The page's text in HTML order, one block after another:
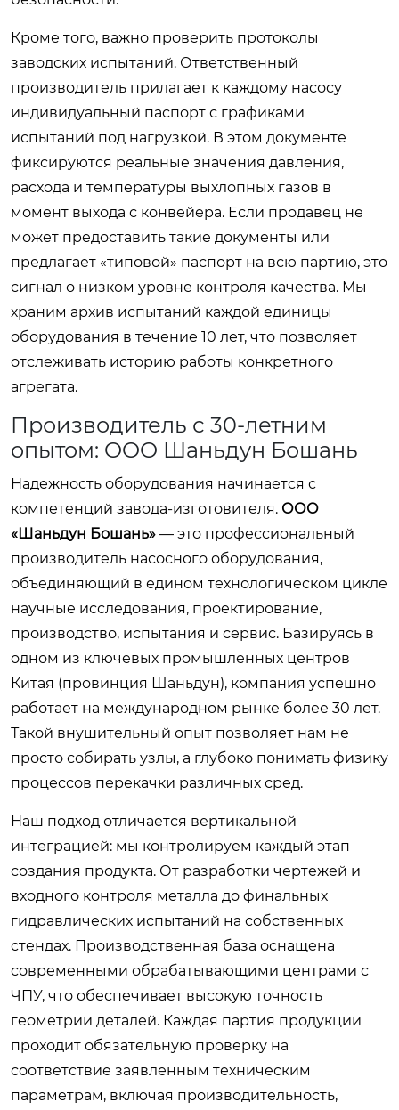
Кроме того, важно проверить протоколы
заводских испытаний. Ответственный
производитель прилагает к каждому насосу
индивидуальный паспорт с графиками
испытаний под нагрузкой. В этом документе
фиксируются реальные значения давления,
расхода и температуры выхлопных газов в
момент выхода с конвейера. Если продавец не
может предоставить такие документы или
предлагает «типовой» паспорт на всю партию, это
сигнал о низком уровне контроля качества. Мы
храним архив испытаний каждой единицы
оборудования в течение 10 лет, что позволяет
отслеживать историю работы конкретного
агрегата.
Производитель с 30-летним
опытом: OOO Шаньдун Бошань
Надежность оборудования начинается с
компетенций завода-изготовителя. ООО
«Шаньдун Бошань» — это профессиональный
производитель насосного оборудования,
объединяющий в едином технологическом цикле
научные исследования, проектирование,
производство, испытания и сервис. Базируясь в
одном из ключевых промышленных центров
Китая (провинция Шаньдун), компания успешно
работает на международном рынке более 30 лет.
Такой внушительный опыт позволяет нам не
просто собирать узлы, а глубоко понимать физику
процессов перекачки различных сред.
Наш подход отличается вертикальной
интеграцией: мы контролируем каждый этап
создания продукта. От разработки чертежей и
входного контроля металла до финальных
гидравлических испытаний на собственных
стендах. Производственная база оснащена
современными обрабатывающими центрами с
ЧПУ, что обеспечивает высокую точность
геометрии деталей. Каждая партия продукции
проходит обязательную проверку на
соответствие заявленным техническим
параметрам, включая производительность,